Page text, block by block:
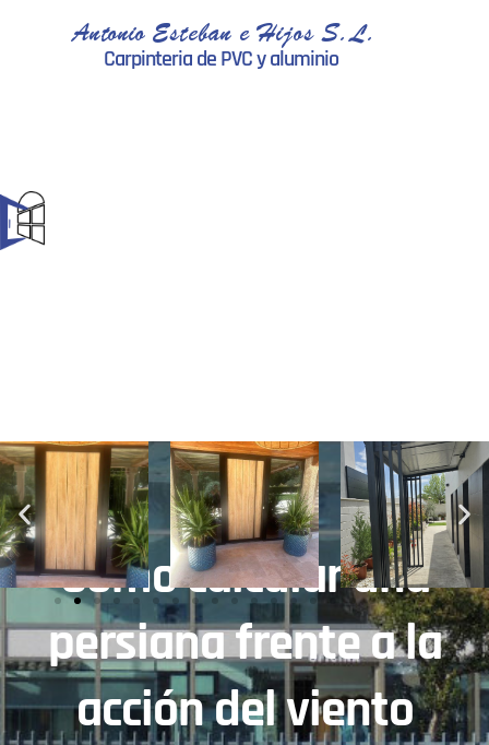
Antonio Esteban e Hijos S.L.
Carpinteria de PVC y aluminio
Cómo calcular una
persiana frente a la
acción del viento